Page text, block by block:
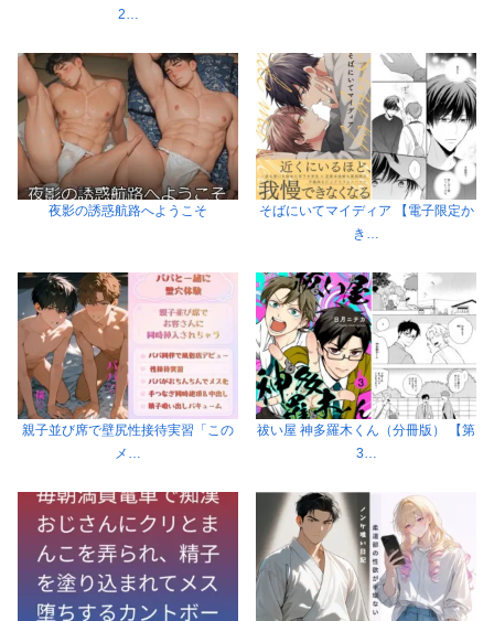
2…
夜影の誘惑航路へようこそ
そばにいてマイディア 【電子限定か
き…
親子並び席で壁尻性接待実習「この
メ…
祓い屋 神多羅木くん（分冊版） 【第
3…